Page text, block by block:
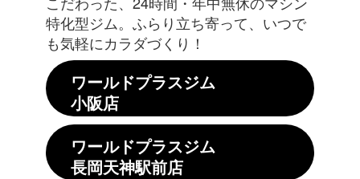
特化型ジム。ふらり立ち寄って、いつで
も気軽にカラダづくり！
ワールドプラスジム
小阪店
ワールドプラスジム
長岡天神駅前店